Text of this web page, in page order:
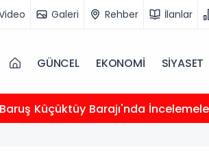
Galeri Rehber İlanlar
GÜNCEL EKONOMİ SİYASET
Küçüktüy Barajı'nda